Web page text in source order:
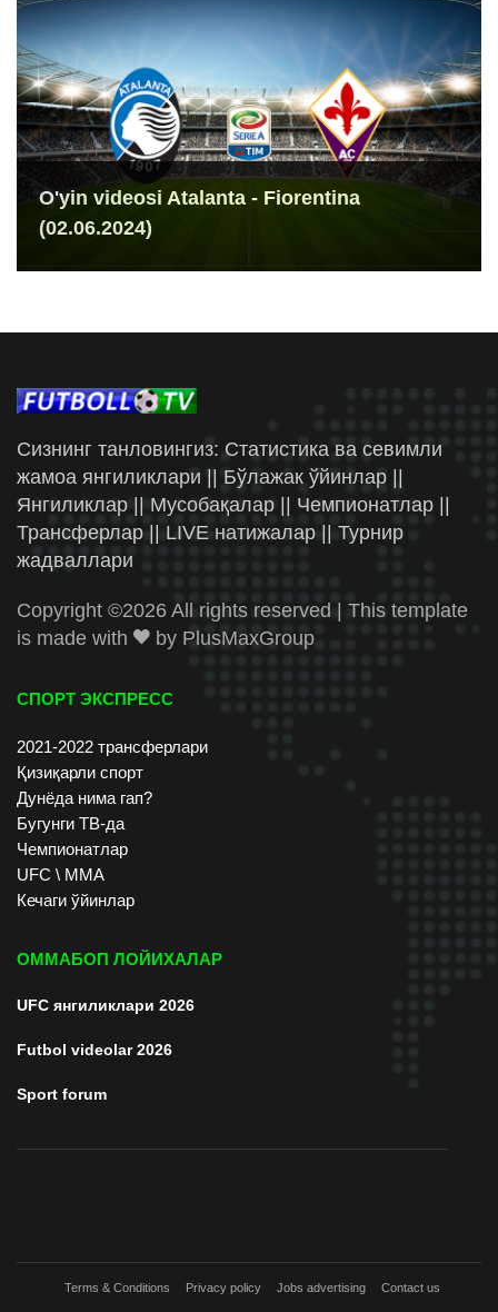
O'yin videosi Atalanta - Fiorentina
(02.06.2024)
Сизнинг танловингиз: Статистика ва севимли
жамоа янгиликлари || Бўлажак ўйинлар ||
Янгиликлар || Мусобақалар || Чемпионатлар ||
Трансферлар || LIVE натижалар || Турнир
жадваллари
Copyright ©2026 All rights reserved | This template
is made with
by PlusMaxGroup
СПОРТ ЭКСПРЕСС
2021-2022 трансферлари
Қизиқарли спорт
Дунёда нима гап?
Бугунги ТВ-да
Чемпионатлар
UFC \ ММА
Кечаги ўйинлар
ОММАБОП ЛОЙИХАЛАР
UFC янгиликлари 2026
Futbol videolar 2026
Sport forum
Terms & Conditions Privacy policy Jobs advertising Contact us